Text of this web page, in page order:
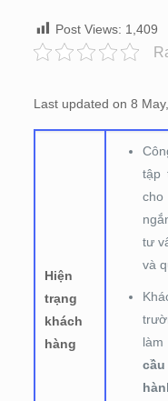
Post Views: 1,409
Last updated on 8
Hiện
trạng
khách
hàng
tập
cho
tư
và